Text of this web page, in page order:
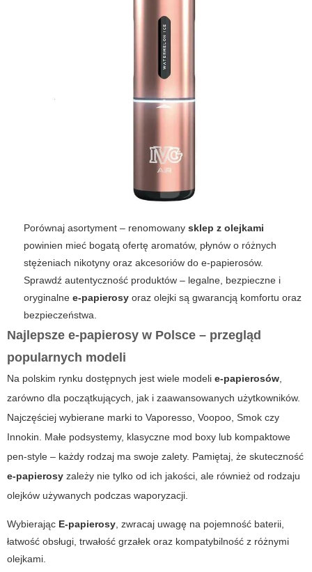
Porównaj asortyment – renomowany sklep z olejkami
powinien mieć bogatą ofertę aromatów, płynów o różnych
stężeniach nikotyny oraz akcesoriów do e-papierosów.
Sprawdź autentyczność produktów – legalne, bezpieczne i
oryginalne e-papierosy oraz olejki są gwarancją komfortu oraz
bezpieczeństwa.
Najlepsze e-papierosy w Polsce – przegląd
popularnych modeli
Na polskim rynku dostępnych jest wiele modeli e-papierosów,
zarówno dla początkujących, jak i zaawansowanych użytkowników.
Najczęściej wybierane marki to Vaporesso, Voopoo, Smok czy
Innokin. Małe podsystemy, klasyczne mod boxy lub kompaktowe
pen-style – każdy rodzaj ma swoje zalety. Pamiętaj, że skuteczność
e-papierosy zależy nie tylko od ich jakości, ale również od rodzaju
olejków używanych podczas waporyzacji.
Wybierając E-papierosy, zwracaj uwagę na pojemność baterii,
łatwość obsługi, trwałość grzałek oraz kompatybilność z różnymi
olejkami.